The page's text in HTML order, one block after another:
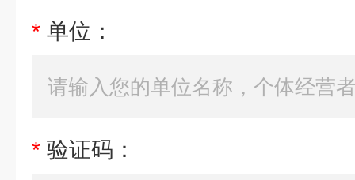
* 单位：
* 验证码：